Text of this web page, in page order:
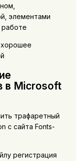
элементами
работе
в Microsoft
трафаретный
с сайта Fonts-
регистрация